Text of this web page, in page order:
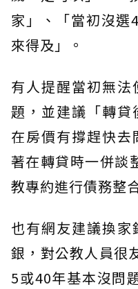
家」、「當初沒選
來得及」。
有人提醒當初無法
題，並建議「轉貸
在房價有撐趕快
著在轉貸時一併談
教專約進行債務整
也有網友建議換
銀，對公教人員很
5或40年基本沒問